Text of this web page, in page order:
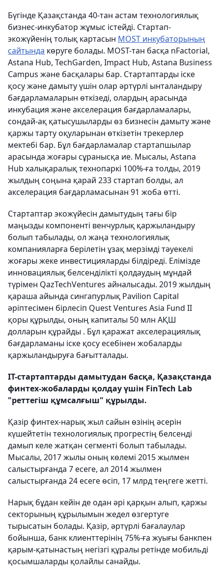
Бүгінде Қазақстанда 40-тан астам технологиялық
бизнес-инкубатор жұмыс істейді. Стартап-
экожүйенің толық картасын MOST инкубаторының
сайтында көруге болады. MOST-тан басқа nFactorial,
Astana Hub, TechGarden, Impact Hub, Astana Business
Campus және басқалары бар. Стартаптарды іске
қосу және дамыту үшін олар әртүрлі ынталандыру
бағдарламаларын өткізеді, олардың арасында
инкубация және акселерация бағдарламалары,
сондай-ақ қатысушыларды өз бизнесін дамыту және
қаржы тарту оқуларынан өткізетін трекерлер
мектебі бар. Бұл бағдарламалар стартапшылар
арасында жоғары сұранысқа ие. Мысалы, Astana
Hub халықаралық технопаркі 100%-ға толды, 2019
жылдың соңына қарай 233 стартап болды, ал
акселерация бағдарламасынан 91 жоба өтті.
Стартаптар экожүйесін дамытудың тағы бір
маңызды компоненті венчурлық қаржыландыру
болып табылады, ол жаңа технологиялық
компанияларға берілетін ұзақ мерзімді тәуекелі
жоғары жеке инвестицияларды білдіреді. Елімізде
инновациялық белсенділікті қолдаудың мұндай
түрімен QazTechVentures айналысады. 2019 жылдың
қараша айында сингапурлық Pavilion Capital
әріптесімен бірлесіп Quest Ventures Asia Fund II
қоры құрылды, оның капиталы 50 млн АҚШ
долларын құрайды . Бұл қаражат акселерациялық
бағдарламаны іске қосу есебінен жобаларды
қаржыландыруға бағытталады.
IT-стартаптарды дамытудан басқа, Қазақстанда
финтех-жобаларды қолдау үшін FinTech Lab
"реттегіш құмсалғыш" құрылды.
Қазір финтех-нарық жыл сайын өзінің әсерін
күшейтетін технологиялық прогрестің белсенді
дамып келе жатқан сегменті болып табылады.
Мысалы, 2017 жылы оның көлемі 2015 жылмен
салыстырғанда 7 есеге, ал 2014 жылмен
салыстырғанда 24 есеге өсіп, 17 млрд теңгеге жетті.
Нарық бұдан кейін де одан әрі қарқын алып, қаржы
секторының құрылымын жедел өзгертуге
тырысатын болады. Қазір, әртүрлі бағалаулар
бойынша, банк клиенттерінің 75%-ға жуығы банкпен
қарым-қатынастың негізгі құралы ретінде мобильді
қосымшаларды қолайлы санайды.